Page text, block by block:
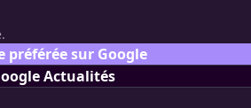
préférée sur Google
Actualités